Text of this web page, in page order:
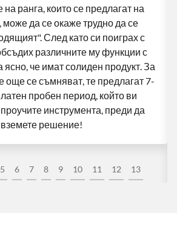
5 6 7 8 9 10 11 12 13
ранга, които се предлагат на
може да се окаже трудно да се
След като си поиграх с
различните му функции с
ясно, че имат солиден продукт. За
още се съмняват, те предлагат 7-
пробен период, който ви
инструмента, преди да
вземете решение!